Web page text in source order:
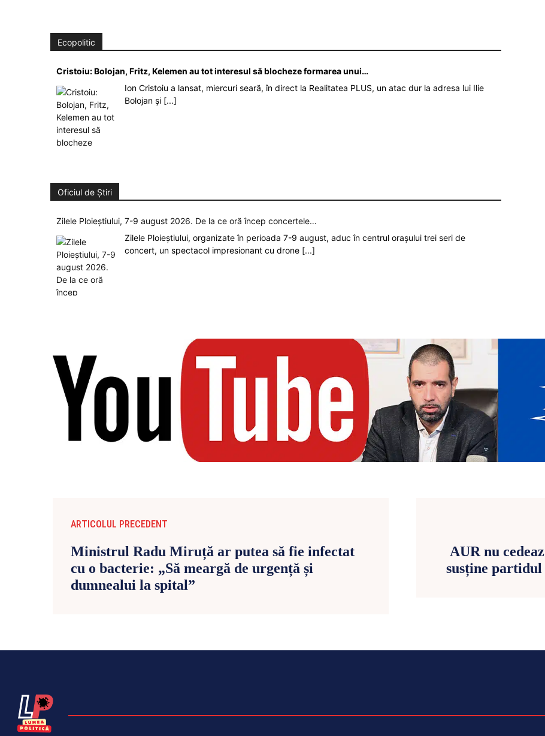
Ecopolitic
Cristoiu: Bolojan, Fritz, Kelemen au tot interesul să blocheze formarea unui…
Ion Cristoiu a lansat, miercuri seară, în direct la Realitatea PLUS, un atac dur la adresa lui Ilie
Bolojan și [...]
Oficiul de Știri
Zilele Ploieștiului, 7-9 august 2026. De la ce oră încep concertele…
Zilele Ploieștiului, organizate în perioada 7-9 august, aduc în centrul orașului trei seri de
concert, un spectacol impresionant cu drone [...]
ARTICOLUL PRECEDENT
Ministrul Radu Miruță ar putea să fie infectat
cu o bacterie: „Să meargă de urgență și
dumnealui la spital”
AUR nu
susține partidul